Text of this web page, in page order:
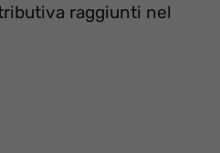
raggiunti nel